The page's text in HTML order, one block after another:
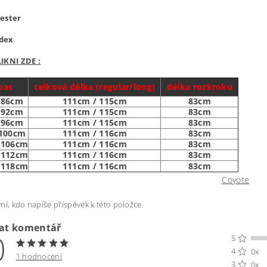
ZDE :
celková délka (regular/long)
délka rozkroku
111cm / 115cm
83cm
111cm / 115cm
83cm
111cm / 115cm
83cm
111cm / 116cm
83cm
111cm / 116cm
83cm
111cm / 116cm
83cm
111cm / 116cm
83cm
Coyote
kdo napíše příspěvek k této položce.
komentář
1 hodnocení
5
4
0x
3
0x